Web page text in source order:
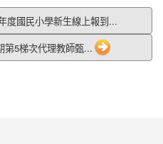
度國民小學新生線上報到...
第5梯次代理教師甄...